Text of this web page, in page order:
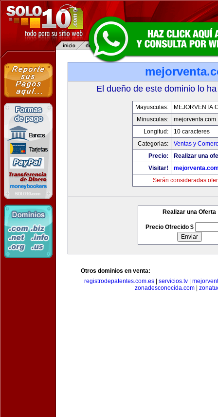
El dueño de este dominio lo
Mayusculas:
Minusculas:
mejorventa.com
Longitud:
10 caracteres
Categorias:
Ventas y
Precio:
Realizar una
Visitar!
Serán consideradas
Realizar una Oferta
Precio Ofrecido $
Otros dominios en venta:
registrodepatentes.com.es
servicios.tv
zonadesconocida.com|